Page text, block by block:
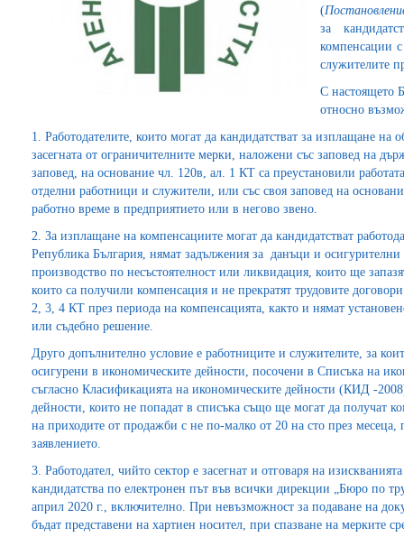
(
за
компенсации с
служителите
С настоящето
относно
1. Работодателите, които могат да кандидатстват за изплащане на
засегната от ограничителните мерки, наложени със заповед на
заповед, на основание чл. 120в, ал. 1 КТ са преустановили
отделни работници и служители, или със своя заповед на
работно време в предприятието или в негово звено.
2. За изплащане на компенсациите могат да кандидатстват
Република България, нямат задължения за данъци и
производство по несъстоятелност или ликвидация, които ще
които са получили компенсация и не прекратят трудовите
2, 3, 4 КТ през периода на компенсацията, както и нямат
или съдебно решение.
Друго допълнително условие е работниците и служителите, за
осигурени в икономическите дейности, посочени в Списъка на
съгласно Класификацията на икономическите дейности (КИД -
дейности, които не попадат в списъка също ще могат да получат
на приходите от продажби с не по-малко от 20 на сто през
заявлението.
3. Работодател, чийто сектор е засегнат и отговаря на
кандидатства по електронен път във всички дирекции „Бюро по
април 2020 г., включително. При невъзможност за подаване на
бъдат представени на хартиен носител, при спазване на мерките